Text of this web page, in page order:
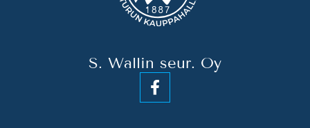
S. Wallin seur. Oy